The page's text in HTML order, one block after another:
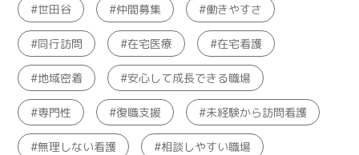
世田谷 仲間募集 働きやすさ
同行訪問 在宅医療 在宅看護
地域密着 安心して成長できる職場
専門性 復職支援 未経験から訪問看護
無理しない看護 相談しやすい職場